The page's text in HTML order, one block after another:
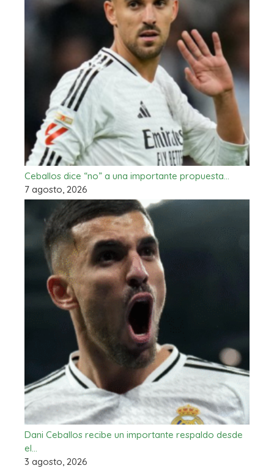
Ceballos dice “no” a una importante propuesta…
7 agosto, 2026
Dani Ceballos recibe un importante respaldo desde
el…
3 agosto, 2026